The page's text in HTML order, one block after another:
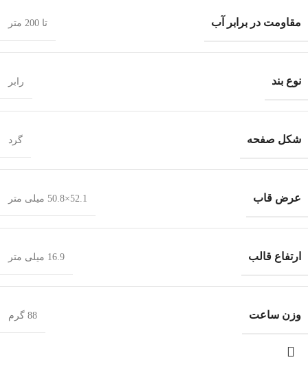
مقاومت در برابر آب تا 200 متر
نوع بند رابر
شکل صفحه گرد
عرض قاب 52.1×50.8 میلی متر
ارتفاع قالب 16.9 میلی متر
وزن ساعت 88 گرم